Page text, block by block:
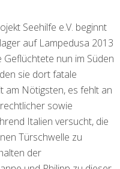
Seehilfe e.V. beginnt
auf Lampedusa 2013
nun im Süden
sie dort fatale
am Nötigsten, es fehlt an
sowie
Italien versucht, die
Türschwelle zu
der